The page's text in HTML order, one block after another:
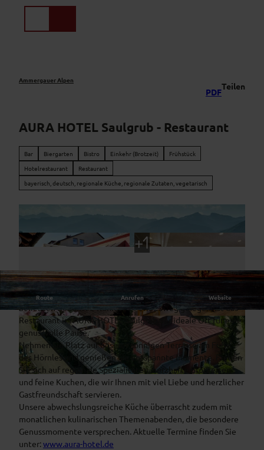
Ammergauer Alpen
PDF
Teilen
AURA HOTEL Saulgrub - Restaurant
Bar Biergarten Bistro Einkehr (Brotzeit)
Frühstück
Hotelrestaurant
Restaurant
bayerisch, deutsch, regionale Küche, regionale Zutaten, vegetarisch
© Marc Gilsdorf | CC-BY
© Marc Gilsdorf |CC-BY © Marc Gilsdorf |CC-BY
Route Anrufen Website
Direkt am Meditationsweg der Ammergauer Alpen und am
beliebten Bodensee-Königsee-Fernradweg gelegen, ist das
Restaurant im AURA-HOTEL Saulgrub der ideale Ort für eine
genussvolle Pause.
Nehmen Sie Platz auf unserer sonnigen Terrasse am Fuße
des Hörnles und genießen Sie entspannte Momente. Freuen
Sie sich auf regionale Spezialitäten, herzhafte Brotzeiten
und feine Kuchen, die wir Ihnen mit viel Liebe und herzlicher
Gastfreundschaft servieren.
Unsere abwechslungsreiche Küche überrascht zudem mit
monatlichen kulinarischen Themenabenden, die besondere
Genussmomente versprechen. Aktuelle Termine finden Sie
unter:www.aura-hotel.de